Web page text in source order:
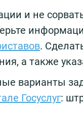
и не
.
а также
варианты
Госуслуг: